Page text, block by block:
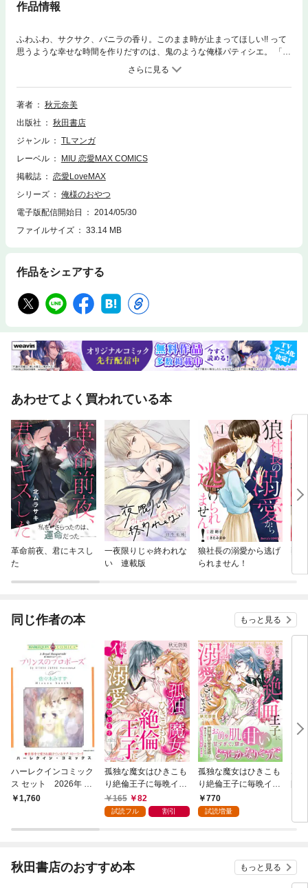
作品情報
ふわふわ、サクサク、バニラの香り。このまま時が止まってほしい!! って
思うような幸せな時間を作りだすのは、鬼のような俺様パティシエ。 「俺
様のスイーツはたった1口でお前を天国にとばすぜ?」 「泣き顔とイキ顔
って似てるって知ってるか?」 もっといっぱい、甘いごほうびちょうだい!!
※この作品は雑誌「恋愛LoveMAX」「恋愛チェリーピンク」に掲載された
ものを再編集したものです。デジタル配信版の雑誌「恋愛 LoveMAX」
る場合がございますので、ご注意ください。
著者
秋元奈美
出版社
秋田書店
ジャンル
TLマンガ
レーベル
MIU 恋愛MAX COMICS
掲載誌
恋愛LoveMAX
シリーズ
俺様のおやつ
電子版配信開始日
2014/05/30
ファイルサイズ
33.14 MB
作品をシェアする
あわせてよく買われている本
革命前夜、君にキスし
た
一夜限りじゃ終われな
い 連載版
狼社長の溺愛から逃げ
られません！
契
同じ作者の本 もっと見る
ハーレクインコミック
ス セット 2026年 vo
l.929
1,760
孤独な魔女はひきこも
り絶倫王子に毎晩イか
され溺愛されています
【分冊版】 1話
165 82
試読フル 割引
孤独な魔女はひきこも
り絶倫王子に毎晩イか
され溺愛されていま
す 1
770
試読増量
な
秋田書店のおすすめ本 もっと見る